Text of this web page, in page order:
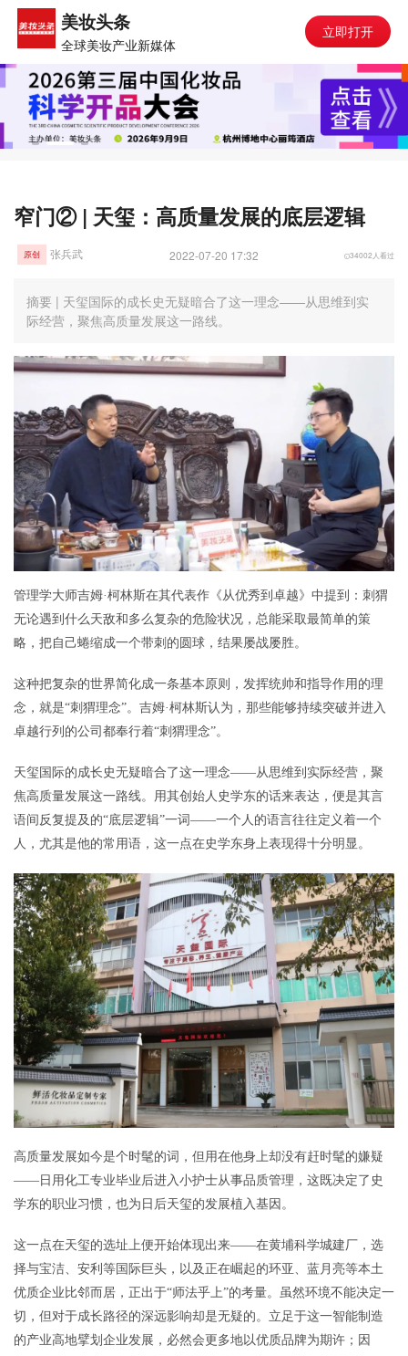
美妆头条
全球美妆产业新媒体
立即打开
窄门② | 天玺：高质量发展的底层逻辑
原创 张兵武 2022-07-20 17:32 34002人看过
摘要 | 天玺国际的成长史无疑暗合了这一理念——从思维到实
际经营，聚焦高质量发展这一路线。
管理学大师吉姆·柯林斯在其代表作《从优秀到卓越》中提到：刺猬
无论遇到什么天敌和多么复杂的危险状况，总能采取最简单的策
略，把自己蜷缩成一个带刺的圆球，结果屡战屡胜。
这种把复杂的世界简化成一条基本原则，发挥统帅和指导作用的理
念，就是“刺猬理念”。吉姆·柯林斯认为，那些能够持续突破并进入
卓越行列的公司都奉行着“刺猬理念”。
天玺国际的成长史无疑暗合了这一理念——从思维到实际经营，聚
焦高质量发展这一路线。用其创始人史学东的话来表达，便是其言
语间反复提及的“底层逻辑”一词——一个人的语言往往定义着一个
人，尤其是他的常用语，这一点在史学东身上表现得十分明显。
高质量发展如今是个时髦的词，但用在他身上却没有赶时髦的嫌疑
——日用化工专业毕业后进入小护士从事品质管理，这既决定了史
学东的职业习惯，也为日后天玺的发展植入基因。
这一点在天玺的选址上便开始体现出来——在黄埔科学城建厂，选
择与宝洁、安利等国际巨头，以及正在崛起的环亚、蓝月亮等本土
优质企业比邻而居，正出于“师法乎上”的考量。虽然环境不能决定一
切，但对于成长路径的深远影响却是无疑的。立足于这一智能制造
的产业高地擘划企业发展，必然会更多地以优质品牌为期许；因